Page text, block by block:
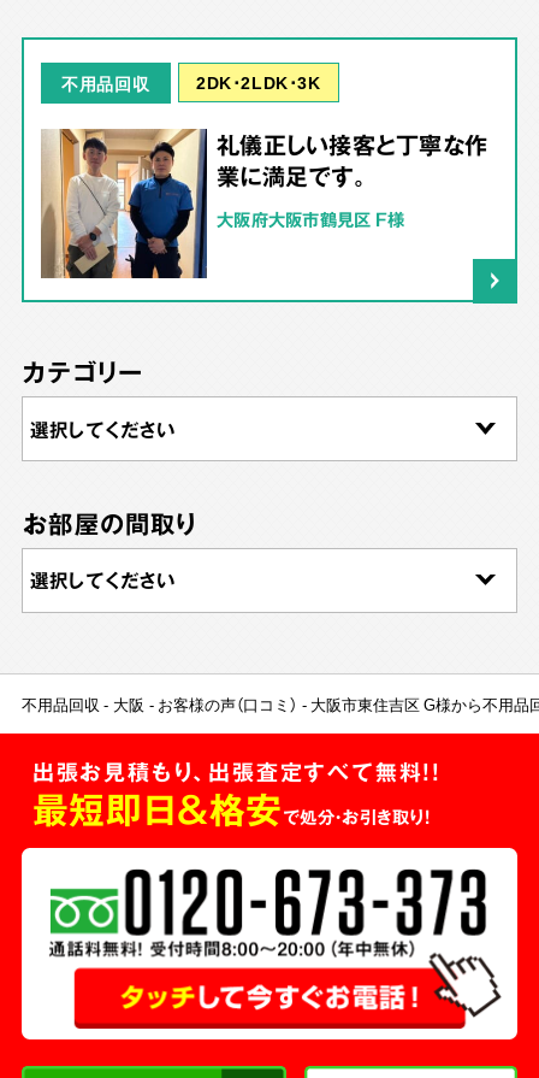
不用品回収 2DK･2LDK･3K
礼儀正しい接客と丁寧な作
業に満足です。
大阪府大阪市鶴見区 F様
カテゴリー
お部屋の間取り
不用品回収 大阪 お客様の声（口コミ） 大阪市東住吉区 G様から不用品
出張お見積もり、出張査定すべて無料!!
最短即日＆格安で処分・お引き取り！